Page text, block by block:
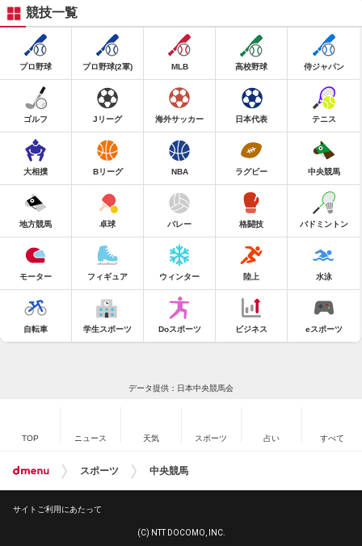
競技一覧
プロ野球 プロ野球(2軍) MLB 高校野球 侍ジャパン
ゴルフ Jリーグ 海外サッカー 日本代表 テニス
大相撲 Bリーグ NBA ラグビー 中央競馬
地方競馬 卓球 バレー 格闘技 バドミントン
モーター フィギュア ウィンター 陸上 水泳
自転車 学生スポーツ Doスポーツ ビジネス eスポーツ
データ提供：日本中央競馬会
TOP ニュース 天気 スポーツ 占い すべて
スポーツ 中央競馬
サイトご利用にあたって
(C) NTT DOCOMO, INC.